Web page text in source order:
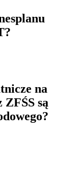
na
ZFŚS są